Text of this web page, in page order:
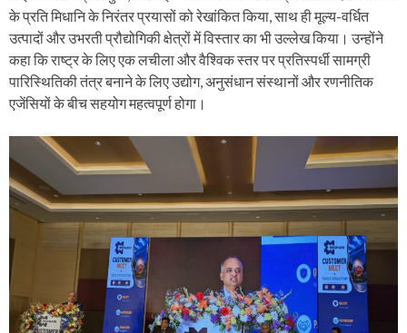
के प्रति मिधानि के निरंतर प्रयासों को रेखांकित किया, साथ ही मूल्य-वर्धित
उत्पादों और उभरती प्रौद्योगिकी क्षेत्रों में विस्तार का भी उल्लेख किया। उन्होंने
कहा कि राष्ट्र के लिए एक लचीला और वैश्विक स्तर पर प्रतिस्पर्धी सामग्री
पारिस्थितिकी तंत्र बनाने के लिए उद्योग, अनुसंधान संस्थानों और रणनीतिक
एजेंसियों के बीच सहयोग महत्वपूर्ण होगा।